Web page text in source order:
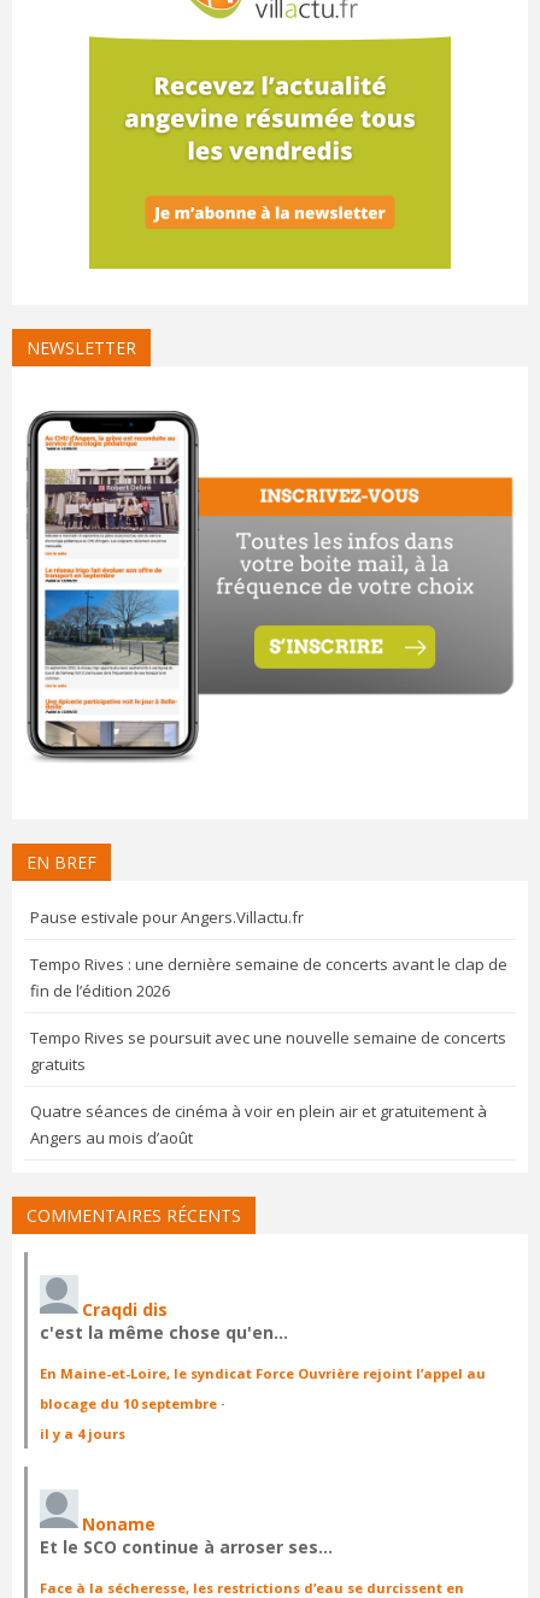
NEWSLETTER
EN BREF
Pause estivale pour Angers.Villactu.fr
Tempo Rives : une dernière semaine de concerts avant le clap de
fin de l’édition 2026
Tempo Rives se poursuit avec une nouvelle semaine de concerts
gratuits
Quatre séances de cinéma à voir en plein air et gratuitement à
Angers au mois d’août
COMMENTAIRES RÉCENTS
Craqdi dis
c'est la même chose qu'en…
En Maine-et-Loire, le syndicat Force Ouvrière rejoint l’appel au
blocage du 10 septembre ·
il y a 4 jours
Noname
Et le SCO continue à arroser ses…
Face à la sécheresse, les restrictions d’eau se durcissent en